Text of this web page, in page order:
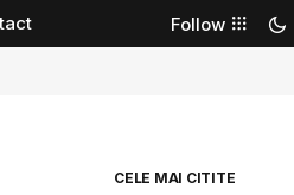
Follow
CELE MAI CITITE